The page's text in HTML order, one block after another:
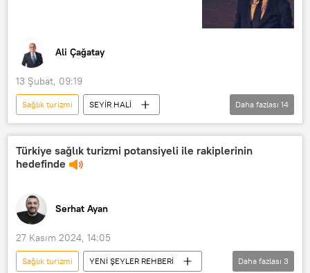
Ali Çağatay
13 Şubat, 09:19
Sağlık turizmi
SEYİR HALİ
Radyo Sputnik
Radyo
RADYO
Ali Çağatay
Türkiye
Haberler
saç ekimi
Hastane
Sağlık çalışanı
Daha fazlası 14
Türkiye sağlık turizmi potansiyeli ile rakiplerinin
hedefinde
Serhat Ayan
27 Kasım 2024, 14:05
Sağlık turizmi
YENİ ŞEYLER REHBERİ
Daha fazlası 3